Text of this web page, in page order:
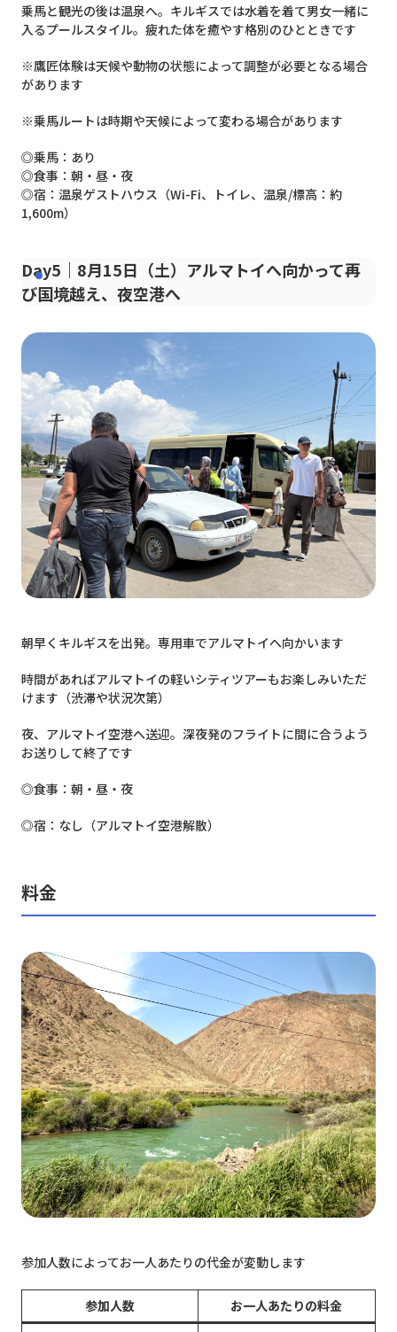
乗馬と観光の後は温泉へ。キルギスでは水着を着て男女一緒に
入るプールスタイル。疲れた体を癒やす格別のひとときです
※鷹匠体験は天候や動物の状態によって調整が必要となる場合
があります
※乗馬ルートは時期や天候によって変わる場合があります
◎乗馬：あり
◎食事：朝・昼・夜
◎宿：温泉ゲストハウス（Wi-Fi、トイレ、温泉/標高：約
1,600m）
Day5｜8月15日（土）アルマトイへ向かって再
び国境越え、夜空港へ
朝早くキルギスを出発。専用車でアルマトイへ向かいます
時間があればアルマトイの軽いシティツアーもお楽しみいただ
けます（渋滞や状況次第）
夜、アルマトイ空港へ送迎。深夜発のフライトに間に合うよう
お送りして終了です
◎食事：朝・昼・夜
◎宿：なし（アルマトイ空港解散）
料金
参加人数によってお一人あたりの代金が変動します
参加人数
お一人あたりの料金